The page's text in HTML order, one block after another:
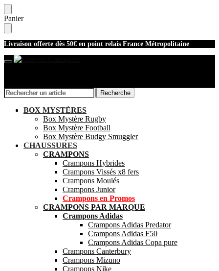
Skip
to
navigation
Skip
to
content
Panier
Livraison offerte dès 50€ en point relais France Métropolitaine
Recherche
pour :
Recherche
Mon compte
Recherche
pour :
Recherche
BOX MYSTÈRES
Box Mystère Rugby
Box Mystère Football
Box Mystère Budgy Smuggler
CHAUSSURES
CRAMPONS
Crampons Hybrides
Crampons Vissés x8 fers
Crampons Moulés
Crampons Junior
Crampons en Promos
CRAMPONS PAR MARQUE
Crampons Adidas
Crampons Adidas Predator
Crampons Adidas F50
Crampons Adidas Copa pure
Crampons Canterbury
Crampons Mizuno
Crampons Nike